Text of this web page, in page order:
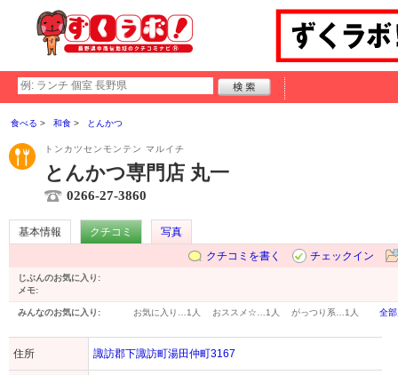
食べる 和食 とんかつ
トンカツセンモンテン マルイチ
とんかつ専門店 丸一
0266-27-3860
基本情報 クチコミ
写真
クチコミを書く
チェックイン
じぶんのお気に入り:
メモ:
みんなのお気に入り: お気に入り… 1人 おススメ☆… 1人 がっつり系… 1人 全
住所 諏訪郡下諏訪町湯田仲町3167